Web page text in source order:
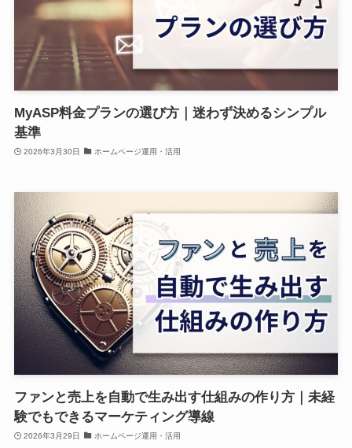
MyASP料金プランの選び方｜迷わず決めるシンプル
基準
2026年3月30日 ホームページ運用・活用
ファンと売上を自動で生み出す仕組みの作り方｜未経
験でもできるマーケティング導線
2026年3月29日 ホームページ運用・活用